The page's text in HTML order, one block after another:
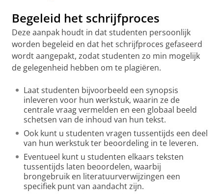
Begeleid het schrijfproces
Deze aanpak houdt in dat studenten persoonlijk
worden begeleid en dat het schrijfproces gefaseerd
wordt aangepakt, zodat studenten zo min mogelijk
de gelegenheid hebben om te plagiëren.
Laat studenten bijvoorbeeld een synopsis
inleveren voor hun werkstuk, waarin ze de
centrale vraag vermelden en een globaal beeld
schetsen van de inhoud van hun tekst.
Ook kunt u studenten vragen tussentijds een deel
van hun werkstuk ter beoordeling in te leveren.
Eventueel kunt u studenten elkaars teksten
tussentijds laten beoordelen, waarbij
brongebruik en literatuurverwijzingen een
specifiek punt van aandacht zijn.